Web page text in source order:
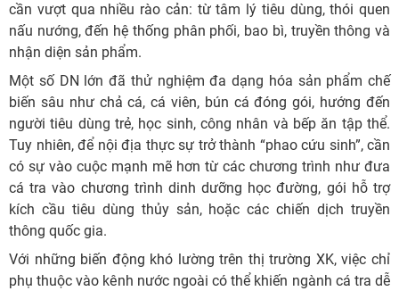
cần vượt qua nhiều rào cản: từ tâm lý tiêu dùng, thói quen
nấu nướng, đến hệ thống phân phối, bao bì, truyền thông và
nhận diện sản phẩm.
Một số DN lớn đã thử nghiệm đa dạng hóa sản phẩm chế
biến sâu như chả cá, cá viên, bún cá đóng gói, hướng đến
người tiêu dùng trẻ, học sinh, công nhân và bếp ăn tập thể.
Tuy nhiên, để nội địa thực sự trở thành “phao cứu sinh”, cần
có sự vào cuộc mạnh mẽ hơn từ các chương trình như đưa
cá tra vào chương trình dinh dưỡng học đường, gói hỗ trợ
kích cầu tiêu dùng thủy sản, hoặc các chiến dịch truyền
thông quốc gia.
Với những biến động khó lường trên thị trường XK, việc chỉ
phụ thuộc vào kênh nước ngoài có thể khiến ngành cá tra dễ